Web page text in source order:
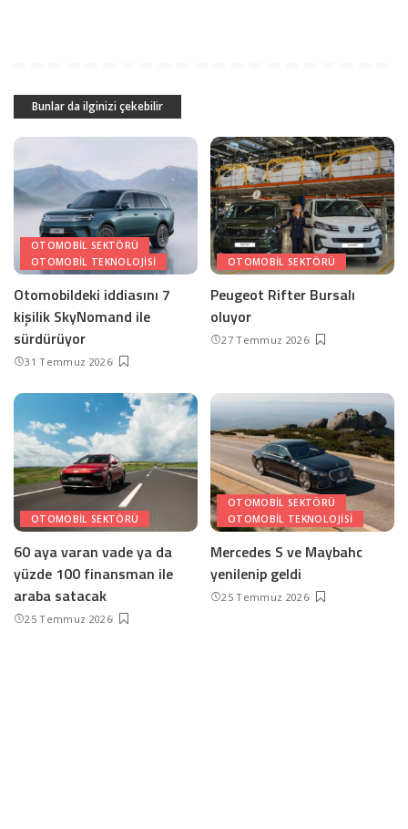
Bunlar da ilginizi çekebilir
OTOMOBIL SEKTÖRÜ
OTOMOBIL TEKNOLOJISI
Otomobildeki iddiasını 7
kişilik SkyNomand ile
sürdürüyor
31 Temmuz 2026
OTOMOBIL SEKTÖRÜ
Peugeot Rifter Bursalı
oluyor
27 Temmuz 2026
OTOMOBIL SEKTÖRÜ
60 aya varan vade ya da
yüzde 100 finansman ile
araba satacak
25 Temmuz 2026
OTOMOBIL SEKTÖRÜ
OTOMOBIL TEKNOLOJISI
Mercedes S ve Maybahc
yenilenip geldi
25 Temmuz 2026